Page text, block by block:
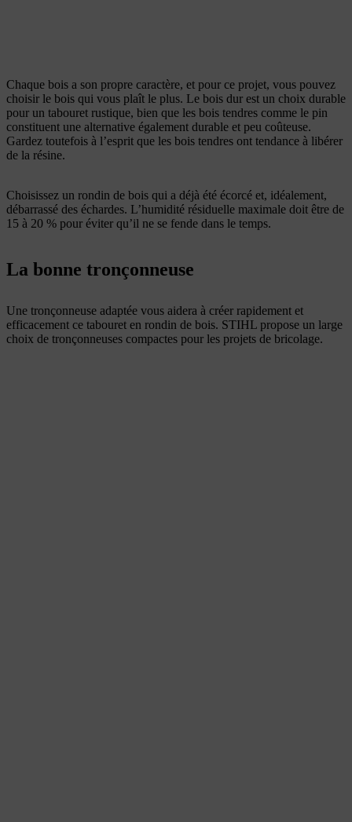
Chaque bois a son propre caractère, et pour ce projet, vous pouvez
choisir le bois qui vous plaît le plus. Le bois dur est un choix durable
pour un tabouret rustique, bien que les bois tendres comme le pin
constituent une alternative également durable et peu coûteuse.
Gardez toutefois à l’esprit que les bois tendres ont tendance à libérer
de la résine.
Choisissez un rondin de bois qui a déjà été écorcé et, idéalement,
débarrassé des échardes. L’humidité résiduelle maximale doit être de
15 à 20 % pour éviter qu’il ne se fende dans le temps.
La bonne tronçonneuse
Une tronçonneuse adaptée vous aidera à créer rapidement et
efficacement ce tabouret en rondin de bois. STIHL propose un large
choix de tronçonneuses compactes pour les projets de bricolage.